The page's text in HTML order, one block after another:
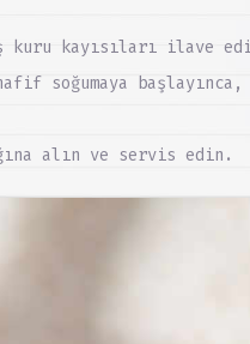
kayısıları ilave edin
soğumaya
alın ve servis edin.